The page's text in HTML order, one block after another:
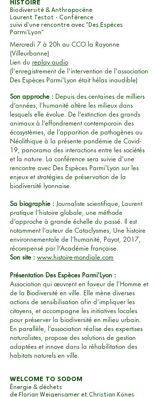
HISTOIRE
Biodiversité & Anthropocène
Laurent Testot - Conférence
suivi d'une rencontre avec "Des Espèces
Parmi'Lyon"
Mercredi 7 à 20h au CCO la Rayonne
(Villeurbanne)
Lien du replay audio
(l'enregistrement de l'intervention de l'association
Des Espèces Parmi'Lyon était hélas inaudible)
Son approche : Depuis des centaines de milliers
d’années, l’humanité altère les milieux dans
lesquels elle évolue. De l’extinction des grands
animaux à l’effondrement contemporain des
écosystèmes, de l’apparition de pathogènes au
Néolithique à la présente pandémie de Covid-
19, panorama des interactions entre les sociétés
et la nature. La conférence sera suivie d'une
rencontre avec Des Espèces Parmi'Lyon sur les
enjeux et stratégies de préservation de la
biodiversité lyonnaise.
Sa biographie :Journaliste scientifique, Laurent
pratique l’histoire globale, une méthode
d’approche à grande échelle du passé. Il est
notamment l’auteur de Cataclysmes, Une histoire
environnementale de l’humanité, Payot, 2017,
récompensé par l’Académie française.
Son site : www.histoire-mondiale.com
Présentation Des Espèces Parmi'Lyon :
Association qui œuvrent en faveur de l’Homme et
de la Biodiversité en ville. Elle mène diverses
actions de sensibilisation afin d’impliquer les
citoyens, et accompagne les initiatives locales
pour préserver la biodiversité en milieu urbain.
En parallèle, l’association réalise des expertises
naturalistes, propose des solutions de gestion
adaptées et innove dans la réhabilitation des
habitats naturels en ville.
WELCOME TO SODOM
Énergie & déchets
de Florian Weigensamer et Christian Könes